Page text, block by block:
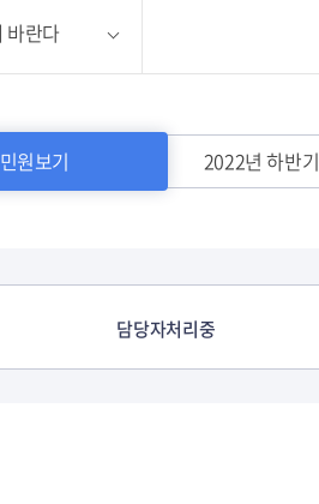
바란다
원보기 2022년 하반
담당자처리중